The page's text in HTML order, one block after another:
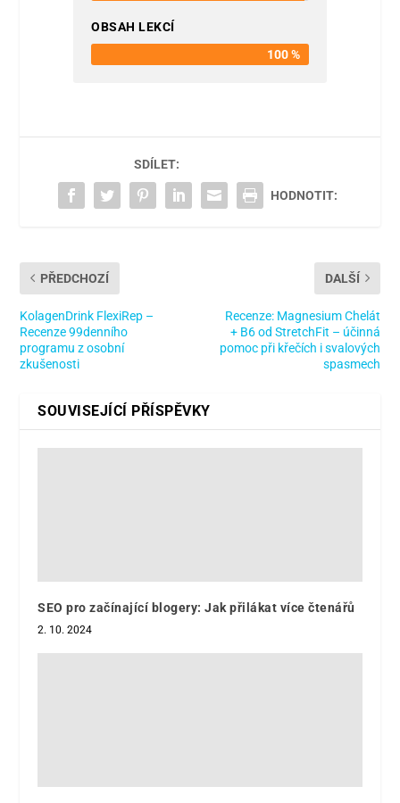
OBSAH LEKCÍ
100 %
SDÍLET:
HODNOTIT:
PŘEDCHOZÍ
KolagenDrink FlexiRep –
Recenze 99denního
programu z osobní
zkušenosti
DALŠÍ
Recenze: Magnesium Chelát
+ B6 od StretchFit – účinná
pomoc při křečích i svalových
spasmech
SOUVISEJÍCÍ PŘÍSPĚVKY
SEO pro začínající blogery: Jak přilákat více čtenářů
2. 10. 2024